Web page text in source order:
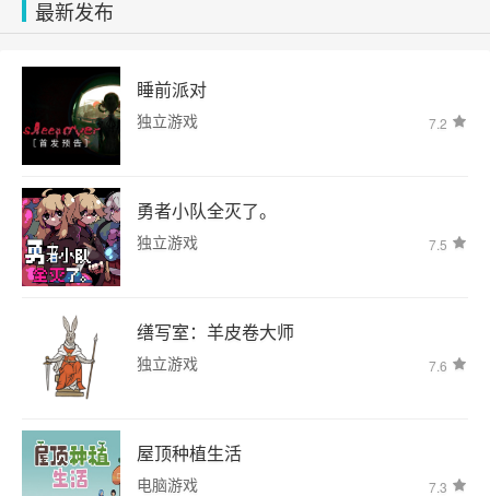
最新发布
睡前派对
独立游戏 7.2
勇者小队全灭了。
独立游戏 7.5
缮写室：羊皮卷大师
独立游戏 7.6
屋顶种植生活
电脑游戏 7.3